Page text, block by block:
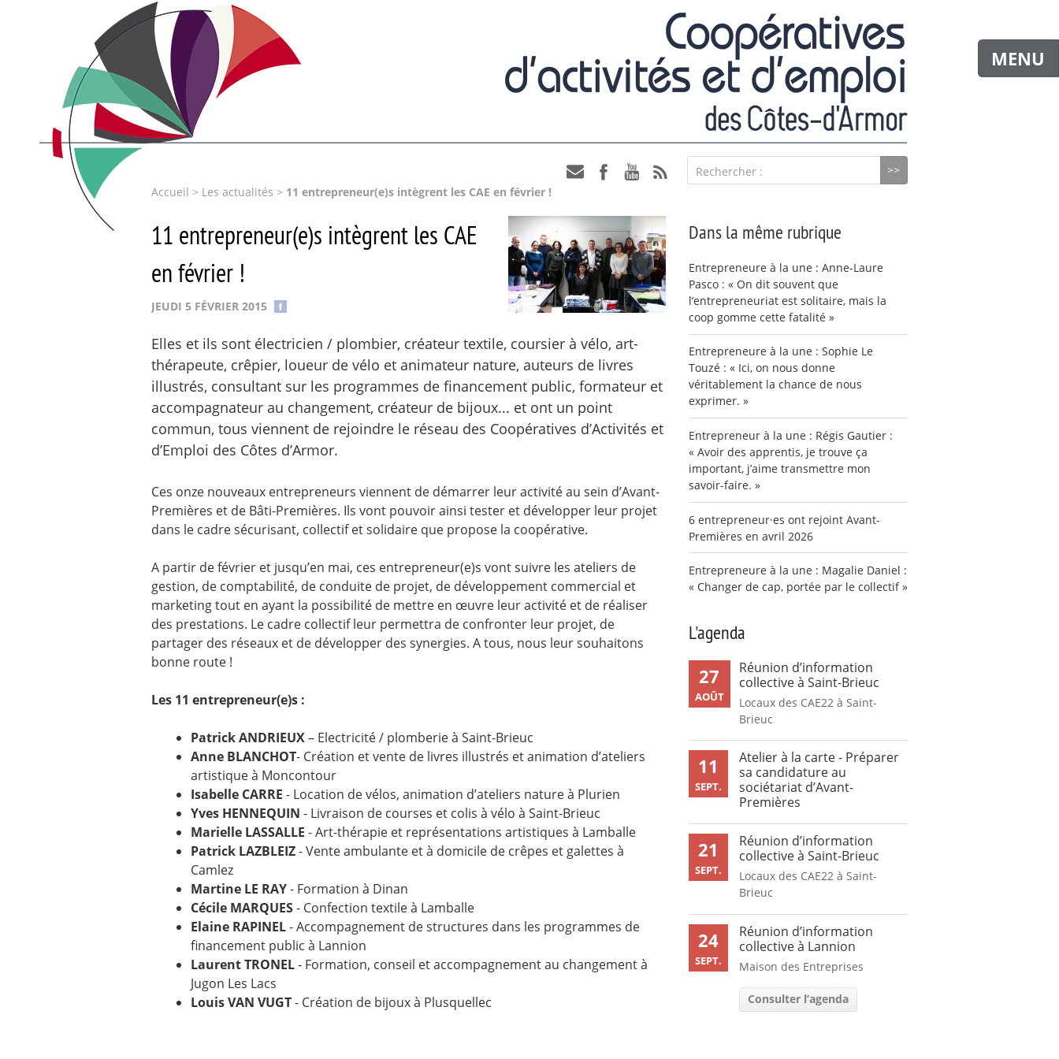
Rechercher :
MENU
Accueil > Les actualités > 11 entrepreneur(e)s intègrent les CAE en février !
11 entrepreneur(e)s intègrent les CAE
en février !
JEUDI 5 FÉVRIER 2015
Elles et ils sont électricien / plombier, créateur textile, coursier à vélo, art-
thérapeute, crêpier, loueur de vélo et animateur nature, auteurs de livres
illustrés, consultant sur les programmes de financement public, formateur et
accompagnateur au changement, créateur de bijoux... et ont un point
commun, tous viennent de rejoindre le réseau des Coopératives d’Activités et
d’Emploi des Côtes d’Armor.
Ces onze nouveaux entrepreneurs viennent de démarrer leur activité au sein d’Avant-
Premières et de Bâti-Premières. Ils vont pouvoir ainsi tester et développer leur projet
dans le cadre sécurisant, collectif et solidaire que propose la coopérative.
A partir de février et jusqu’en mai, ces entrepreneur(e)s vont suivre les ateliers de
gestion, de comptabilité, de conduite de projet, de développement commercial et
marketing tout en ayant la possibilité de mettre en œuvre leur activité et de réaliser
des prestations. Le cadre collectif leur permettra de confronter leur projet, de
partager des réseaux et de développer des synergies. A tous, nous leur souhaitons
bonne route !
Les 11 entrepreneur(e)s :
Patrick ANDRIEUX– Electricité / plomberie à Saint-Brieuc
Anne BLANCHOT- Création et vente de livres illustrés et animation d’ateliers
artistique à Moncontour
Isabelle CARRE - Location de vélos, animation d’ateliers nature à Plurien
Yves HENNEQUIN - Livraison de courses et colis à vélo à Saint-Brieuc
Marielle LASSALLE - Art-thérapie et représentations artistiques à Lamballe
Patrick LAZBLEIZ- Vente ambulante et à domicile de crêpes et galettes à
Camlez
Martine LE RAY- Formation à Dinan
Cécile MARQUES- Confection textile à Lamballe
Elaine RAPINEL- Accompagnement de structures dans les programmes de
financement public à Lannion
Laurent TRONEL- Formation, conseil et accompagnement au changement à
Jugon Les Lacs
Louis VAN VUGT- Création de bijoux à Plusquellec
Dans la même rubrique
Entrepreneure à la une : Anne-Laure
Pasco : « On dit souvent que
l’entrepreneuriat est solitaire, mais la
coop gomme cette fatalité »
Entrepreneure à la une : Sophie Le
Touzé : « Ici, on nous donne
véritablement la chance de nous
exprimer. »
Entrepreneur à la une : Régis Gautier :
« Avoir des apprentis, je trouve ça
important, j’aime transmettre mon
savoir-faire. »
6 entrepreneur·es ont rejoint Avant-
Premières en avril 2026
Entrepreneure à la une : Magalie Daniel :
« Changer de cap, portée par le collectif »
L'agenda
27
AOÛT
Réunion d’information
collective à Saint-Brieuc
Locaux des CAE22 à Saint-
Brieuc
11
SEPT.
Atelier à la carte - Préparer
sa candidature au
sociétariat d’Avant-
Premières
21
SEPT.
Réunion d’information
collective à Saint-Brieuc
Locaux des CAE22 à Saint-
Brieuc
24
SEPT.
Réunion d’information
collective à Lannion
Maison des Entreprises
Consulter l’agenda